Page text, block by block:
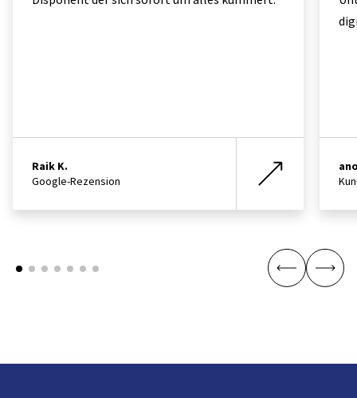
Raik K.
Google-Rezension